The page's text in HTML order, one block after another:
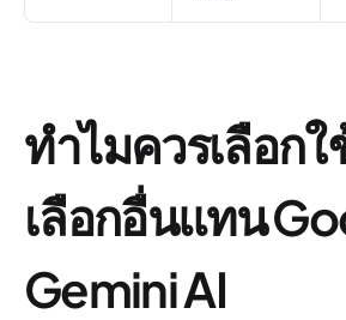
ทำไมควรเลือกใ
เลือกอื่นแทน
Gemini AI